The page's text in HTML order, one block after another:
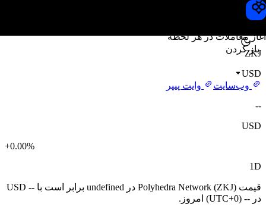
آغاز معاملات در هر لحظه
باز کردن
قیمت Polyhedra Network
ZKJ
USD
وب‌سایت
وایت پیپر
--
USD
+0.00%
1D
قیمت Polyhedra Network (ZKJ) در undefined برابر است با -- USD
در -- (UTC+0) امروز.